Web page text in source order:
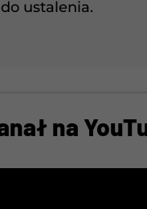
ustalenia.
na